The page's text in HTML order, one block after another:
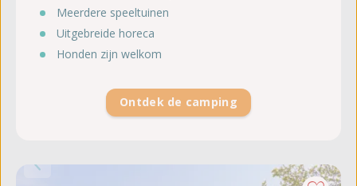
Meerdere speeltuinen
Uitgebreide horeca
Honden zijn welkom
Ontdek de camping